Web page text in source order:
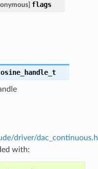
flags
driver/dac_continuous.h
with: